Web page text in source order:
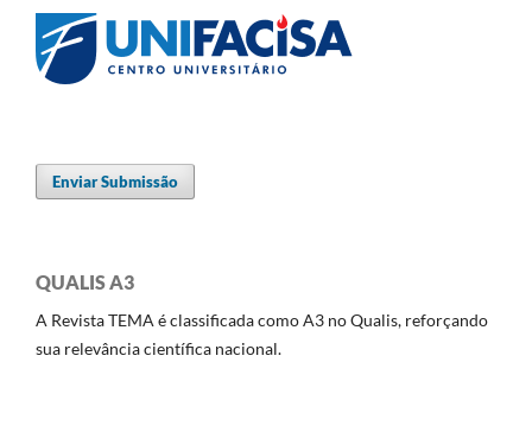
Enviar Submissão
QUALIS A3
A Revista TEMA é classificada como A3 no Qualis, reforçando
sua relevância científica nacional.